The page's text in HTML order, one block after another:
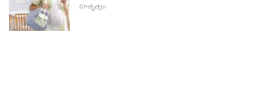
మాతృత్వం